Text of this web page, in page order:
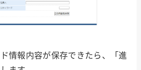
情報内容が保存できたら、「進